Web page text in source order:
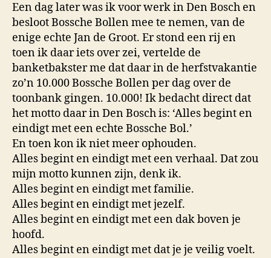
Een dag later was ik voor werk in Den Bosch en
besloot Bossche Bollen mee te nemen, van de
enige echte Jan de Groot. Er stond een rij en
toen ik daar iets over zei, vertelde de
banketbakster me dat daar in de herfstvakantie
zo’n 10.000 Bossche Bollen per dag over de
toonbank gingen. 10.000! Ik bedacht direct dat
het motto daar in Den Bosch is: ‘Alles begint en
eindigt met een echte Bossche Bol.’
En toen kon ik niet meer ophouden.
Alles begint en eindigt met een verhaal. Dat zou
mijn motto kunnen zijn, denk ik.
Alles begint en eindigt met familie.
Alles begint en eindigt met jezelf.
Alles begint en eindigt met een dak boven je
hoofd.
Alles begint en eindigt met dat je je veilig voelt.